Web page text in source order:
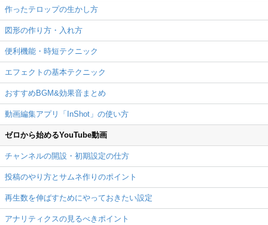
作ったテロップの生かし方
図形の作り方・入れ方
便利機能・時短テクニック
エフェクトの基本テクニック
おすすめBGM&効果音まとめ
動画編集アプリ「InShot」の使い方
ゼロから始めるYouTube動画
チャンネルの開設・初期設定の仕方
投稿のやり方とサムネ作りのポイント
再生数を伸ばすためにやっておきたい設定
アナリティクスの見るべきポイント